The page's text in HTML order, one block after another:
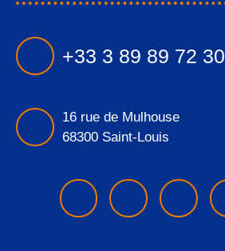
+33 3 89 89 72 30
16 rue de Mulhouse
68300 Saint-Louis